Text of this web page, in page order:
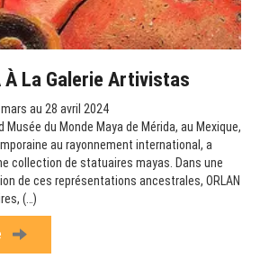
À La Galerie Artivistas
mars au 28 avril 2024
Musée du Monde Maya de Mérida, au Mexique,
au rayonnement international, a
collection de statuaires mayas. Dans une
de ces représentations ancestrales, ORLAN
(…)